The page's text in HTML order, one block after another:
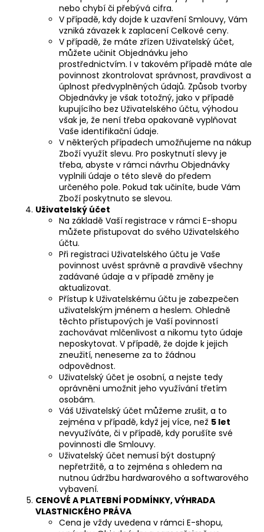
nebo chybí či přebývá cifra.
V případě, kdy dojde k uzavření Smlouvy, Vám
vzniká závazek k zaplacení Celkové ceny.
V případě, že máte zřízen Uživatelský účet,
můžete učinit Objednávku jeho
prostřednictvím. I v takovém případě máte ale
povinnost zkontrolovat správnost, pravdivost a
úplnost předvyplněných údajů. Způsob tvorby
Objednávky je však totožný, jako v případě
kupujícího bez Uživatelského účtu, výhodou
však je, že není třeba opakovaně vyplňovat
Vaše identifikační údaje.
V některých případech umožňujeme na nákup
Zboží využít slevu. Pro poskytnutí slevy je
třeba, abyste v rámci návrhu Objednávky
vyplnili údaje o této slevě do předem
určeného pole. Pokud tak učiníte, bude Vám
Zboží poskytnuto se slevou.
Uživatelský účet
Na základě Vaší registrace v rámci E-shopu
můžete přistupovat do svého Uživatelského
účtu.
Při registraci Uživatelského účtu je Vaše
povinnost uvést správně a pravdivě všechny
zadávané údaje a v případě změny je
aktualizovat.
Přístup k Uživatelskému účtu je zabezpečen
uživatelským jménem a heslem. Ohledně
těchto přístupových je Vaší povinností
zachovávat mlčenlivost a nikomu tyto údaje
neposkytovat. V případě, že dojde k jejich
zneužití, neneseme za to žádnou
odpovědnost.
Uživatelský účet je osobní, a nejste tedy
oprávněni umožnit jeho využívání třetím
osobám.
Váš Uživatelský účet můžeme zrušit, a to
zejména v případě, když jej více, než 5 let
nevyužíváte, či v případě, kdy porušíte své
povinnosti dle Smlouvy.
Uživatelský účet nemusí být dostupný
nepřetržitě, a to zejména s ohledem na
nutnou údržbu hardwarového a softwarového
vybavení.
CENOVÉ A PLATEBNÍ PODMÍNKY, VÝHRADA
VLASTNICKÉHO PRÁVA
Cena je vždy uvedena v rámci E-shopu,